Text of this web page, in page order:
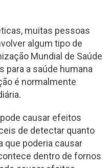
muitas pessoas
algum tipo de
Mundial de Saúde
para a saúde humana
é normalmente
causar efeitos
de detectar quanto
que poderia causar
dentro de fornos